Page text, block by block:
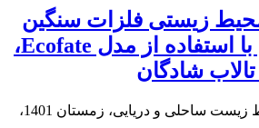
زیستی فلزات سنگین
سرب و کادمیوم با استفاده از مدل Ecofate،
شادگان
دوره 75، ویژه نامه محیط زیست ساحلی و دریایی، زمستان 1401،